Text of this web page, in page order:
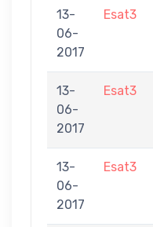
13-
06-
2017
Esat3
13-
06-
2017
Esat3
13-
06-
2017
Esat3